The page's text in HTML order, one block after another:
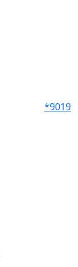
*9019